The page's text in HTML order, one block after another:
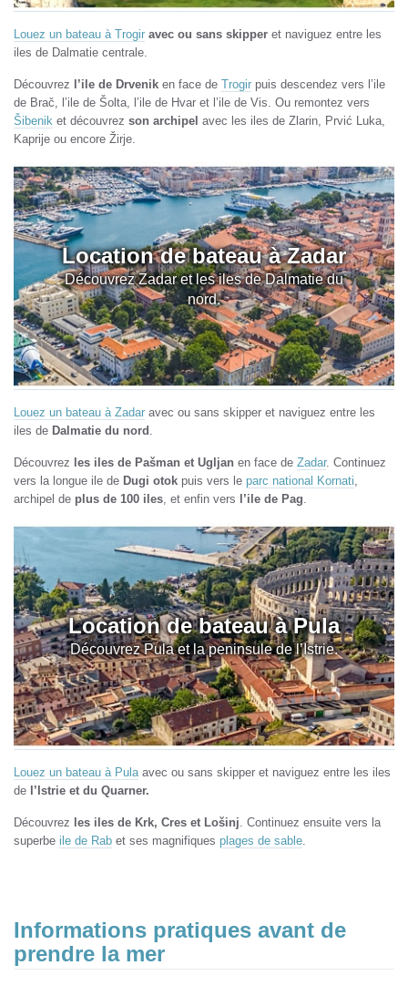
Louez un bateau à Trogir avec ou sans skipper et naviguez entre les
iles de Dalmatie centrale.
Découvrez l’ile de Drvenik en face de Trogir puis descendez vers l’ile
de Brač, l’ile de Šolta, l’ile de Hvar et l’ile de Vis. Ou remontez vers
Šibenik et découvrez son archipel avec les iles de Zlarin, Prvić Luka,
Kaprije ou encore Žirje.
Location de bateau à Zadar
Découvrez Zadar et les iles de Dalmatie du
nord.
Louez un bateau à Zadar avec ou sans skipper et naviguez entre les
iles de Dalmatie du nord
Découvrez les iles de Pašman et Ugljan en face de Zadar. Continuez
vers la longue ile de Dugi otok puis vers le parc national Kornati
archipel de plus de 100 iles , et enfin vers l’ile de Pag
Location de bateau à Pula
Découvrez Pula et la peninsule de l’Istrie.
Louez un bateau à Pula avec ou sans skipper et naviguez entre les iles
de l’Istrie et du Quarner.
Découvrez les iles de Krk, Cres et Lošinj . Continuez ensuite vers la
superbe ile de Rab et ses magnifiques plages de sable
Informations pratiques avant de
prendre la mer